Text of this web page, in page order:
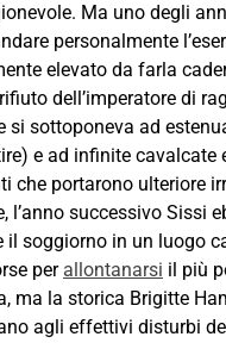
Ma uno degli
personalmente
elevato da farla
dell’imperatore di
sottoponeva ad
e ad infinite
portarono ulteriore
l’anno successivo Sissi
soggiorno in un luogo
per allontanarsi il più
ma la storica Brigitte
agli effettivi disturbi